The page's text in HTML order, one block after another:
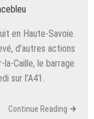
en Haute-Savoie.
d’autres actions
Caille, le barrage
sur l’A41.
Continue Reading